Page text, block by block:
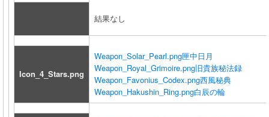
結果なし
Icon_4_Stars.png
Weapon_Solar_Pearl.png匣中日月
Weapon_Royal_Grimoire.png旧貴族秘法録
Weapon_Favonius_Codex.png西風秘典
Weapon_Hakushin_Ring.png白辰の輪